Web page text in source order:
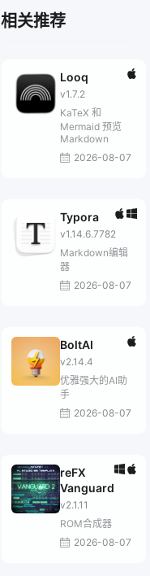
相关推荐
Looq
v1.7.2
KaTeX 和
Mermaid 预览
Markdown
2026-08-07
Typora
v1.14.6.7782
Markdown编辑
器
2026-08-07
BoltAI
v2.14.4
优雅强大的AI助
手
2026-08-07
reFX
Vanguard
v2.1.11
ROM合成器
2026-08-07